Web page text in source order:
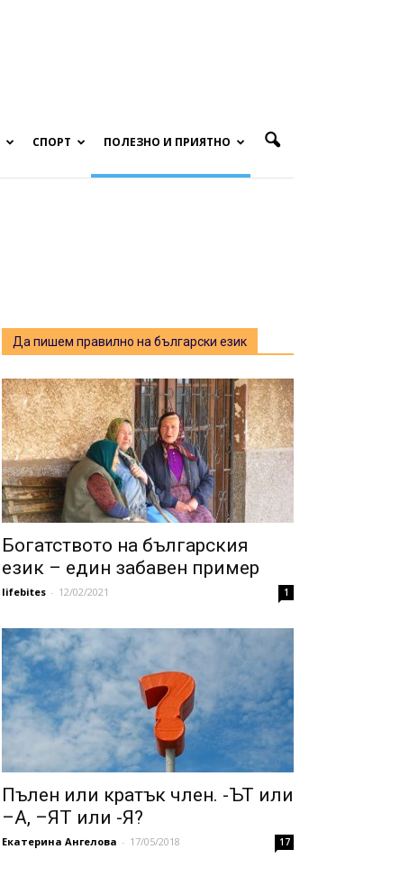
СПОРТ ПОЛЕЗНО И ПРИЯТНО
Да пишем правилно на български език
Богатството на българския
език – един забавен пример
lifebites - 12/02/2021 1
Пълен или кратък член. -ЪТ или
–А, –ЯТ или -Я?
Екатерина Ангелова - 17/05/2018 17